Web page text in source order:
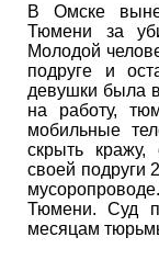
В Омске
Тюмени за
Молодой
подруге и
девушки была
на работу,
мобильные
скрыть
своей подруги
Тюмени. Суд
месяцам